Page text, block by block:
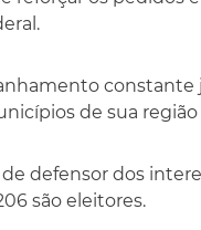
de sua
de defensor dos
são eleitores.